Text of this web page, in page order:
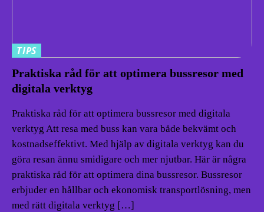
TIPS
Praktiska råd för att optimera bussresor med
digitala verktyg
Praktiska råd för att optimera bussresor med digitala
verktyg Att resa med buss kan vara både bekvämt och
kostnadseffektivt. Med hjälp av digitala verktyg kan du
göra resan ännu smidigare och mer njutbar. Här är några
praktiska råd för att optimera dina bussresor. Bussresor
erbjuder en hållbar och ekonomisk transportlösning, men
med rätt digitala verktyg […]